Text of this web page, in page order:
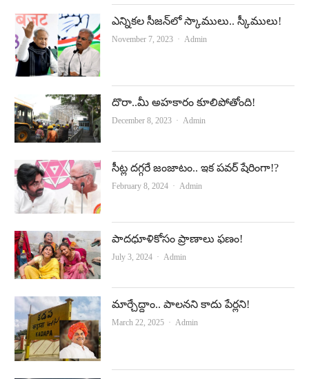
ఎన్నికల సీజన్‌లో స్కాములు.. స్కీములు!
November 7, 2023 Author
Admin
దొరా..మీ అహకారం కూలిపోతోంది!
December 8, 2023 Author
Admin
సీట్ల ద‌గ్గ‌రే జంజాటం.. ఇక ప‌వ‌ర్ షేరింగా!?
February 8, 2024 Author
Admin
పాదధూళికోసం ప్రాణాలు ఫణం!
July 3, 2024 Author
Admin
మార్చేద్దాం.. పాలనని కాదు పేర్లని!
March 22, 2025 Author
Admin